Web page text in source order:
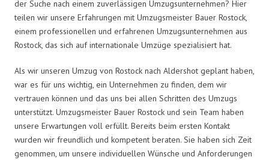
der Suche nach einem zuverlässigen Umzugsunternehmen? Hier
teilen wir unsere Erfahrungen mit Umzugsmeister Bauer Rostock,
einem professionellen und erfahrenen Umzugsunternehmen aus
Rostock, das sich auf internationale Umzüge spezialisiert hat.
Als wir unseren Umzug von Rostock nach Aldershot geplant haben,
war es für uns wichtig, ein Unternehmen zu finden, dem wir
vertrauen können und das uns bei allen Schritten des Umzugs
unterstützt. Umzugsmeister Bauer Rostock und sein Team haben
unsere Erwartungen voll erfüllt. Bereits beim ersten Kontakt
wurden wir freundlich und kompetent beraten. Sie haben sich Zeit
genommen, um unsere individuellen Wünsche und Anforderungen